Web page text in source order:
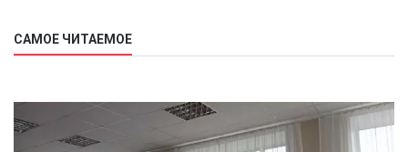
САМОЕ ЧИТАЕМОЕ